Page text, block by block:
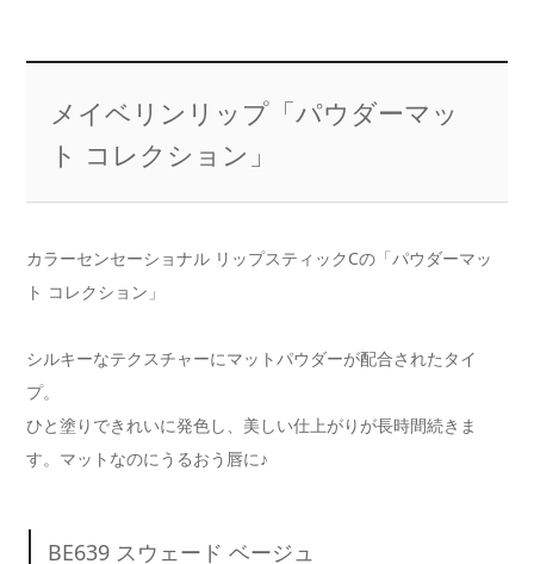
メイベリンリップ「パウダーマッ
ト コレクション」
カラーセンセーショナル リップスティックCの「パウダーマッ
ト コレクション」
シルキーなテクスチャーにマットパウダーが配合されたタイ
プ。
ひと塗りできれいに発色し、美しい仕上がりが長時間続きま
す。マットなのにうるおう唇に♪
BE639 スウェード ベージュ